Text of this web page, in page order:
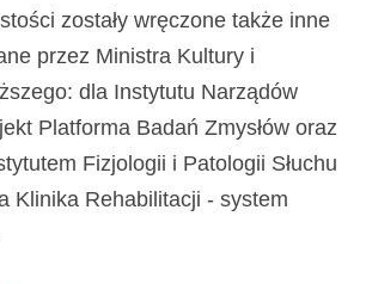
zostały wręczone także inne
przez Ministra Kultury i
dla Instytutu Narządów
Platforma Badań Zmysłów oraz
Fizjologii i Patologii Słuchu
Klinika Rehabilitacji - system